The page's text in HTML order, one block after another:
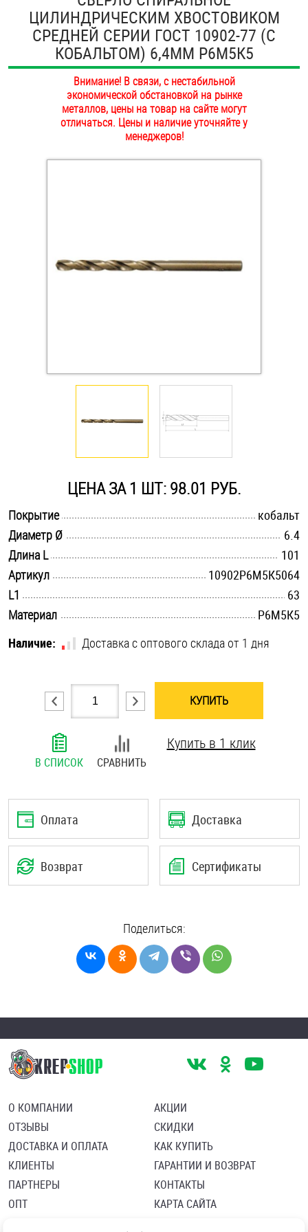
ОПЛАТА И ДОСТАВКА
НАШИ МАГАЗИНЫ
Втулки
Гайки
Дюбели
Дюймовый крепёж
Саморезы и шурупы
Стопорные кольца
Такелаж
Хомуты
Шайбы
Шпильки
Шплинты
ЦИЛИНДРИЧЕСКИМ ХВОСТОВИКОМ
СРЕДНЕЙ СЕРИИ ГОСТ 10902-77 (С
КОБАЛЬТОМ) 6,4ММ Р6М5К5
Внимание! В связи, с нестабильной
экономической обстановкой на рынке
металлов, цены на товар на сайте могут
отличаться. Цены и наличие уточняйте у
менеджеров!
ЦЕНА ЗА 1 ШТ: 98.01 РУБ.
Покрытие
кобальт
Диаметр Ø
6.4
Длина L
101
Артикул
10902Р6М5К5064
L1
63
Материал
Р6М5К5
Наличие:
Доставка с оптового склада от 1 дня
КУПИТЬ
В СПИСОК СРАВНИТЬ
Купить в 1 клик
Оплата Доставка
Возврат Сертификаты
Поделиться:
О КОМПАНИИ
ОТЗЫВЫ
ДОСТАВКА И ОПЛАТА
КЛИЕНТЫ
ПАРТНЕРЫ
ОПТ
АКЦИИ
СКИДКИ
КАК КУПИТЬ
ГАРАНТИИ И ВОЗВРАТ
КОНТАКТЫ
КАРТА САЙТА